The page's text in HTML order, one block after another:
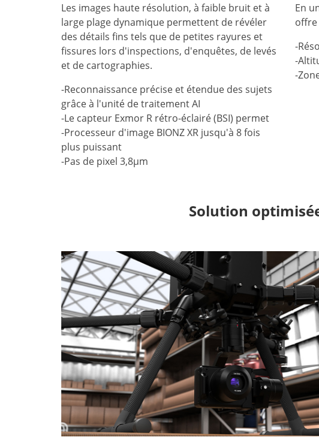
Les images haute résolution, à faible bruit et à
large plage dynamique permettent de révéler
des détails fins tels que de petites rayures et
fissures lors d'inspections, d'enquêtes, de levés
et de cartographies.
-Reconnaissance précise et étendue des sujets
grâce à l'unité de traitement AI
-Le capteur Exmor R rétro-éclairé (BSI) permet
-Processeur d'image BIONZ XR jusqu'à 8 fois
plus puissant
-Pas de pixel 3,8μm
En
offre
-
-
-
Solution